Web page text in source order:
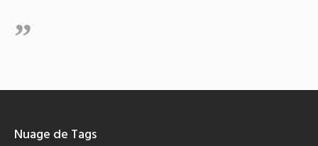
Nuage de Tags